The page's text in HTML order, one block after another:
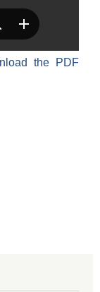
the PDF